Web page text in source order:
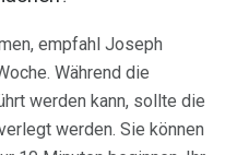
empfahl Joseph
Während die
werden kann, sollte die
werden. Sie können